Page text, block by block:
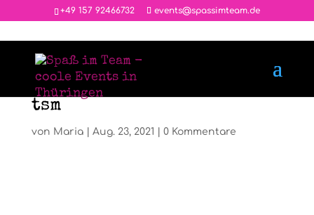
‭+49 157 92466732 events@spassimteam.de
tsm
von Maria| Aug. 23, 2021 0 Kommentare